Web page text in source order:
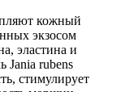
кожный
экзосом
эластина и
Jania rubens
стимулирует